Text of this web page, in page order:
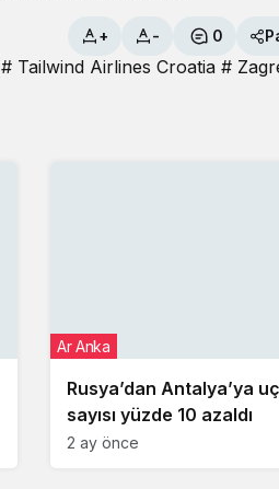
+ - 0
# Tailwind Airlines Croatia #
Rusya’dan Antalya’ya
sayısı yüzde 10 azaldı
Ar Anka
2 ay önce